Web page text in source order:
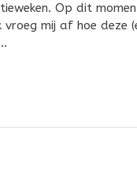
Op dit
mij af hoe deze